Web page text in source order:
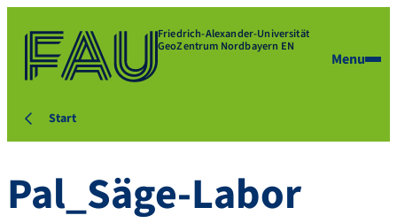
Friedrich-Alexander-Universität
GeoZentrum Nordbayern EN
Menu
Start
Pal_Säge-Labor